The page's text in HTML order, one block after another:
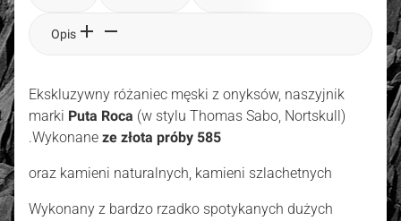
Opis
Ekskluzywny różaniec męski z onyksów, naszyjnik
marki Puta Roca (w stylu Thomas Sabo, Nortskull)
.Wykonane ze złota próby 585
oraz kamieni naturalnych, kamieni szlachetnych
Wykonany z bardzo rzadko spotykanych dużych